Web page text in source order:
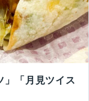
」「月見ツイス